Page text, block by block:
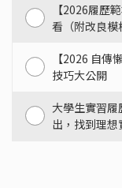
【2026履歷
看（附改良模
【2026 自傳
技巧大公開
大學生實習履
出，找到理想